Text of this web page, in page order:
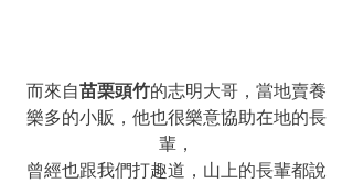
而來自苗栗頭竹的志明大哥，當地賣養
樂多的小販，他也很樂意協助在地的長
輩，
曾經也跟我們打趣道，山上的長輩都說